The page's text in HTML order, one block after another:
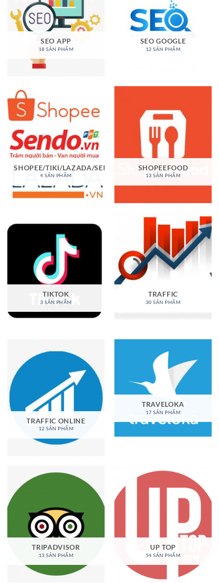
SEO APP
18 SẢN PHẨM
SEO GOOGLE
12 SẢN PHẨM
SHOPEE/TIKI/LAZADA/SENDO
4 SẢN PHẨM
SHOPEEFOOD
13 SẢN PHẨM
TIKTOK
3 SẢN PHẨM
TRAFFIC
30 SẢN PHẨM
TRAFFIC ONLINE
12 SẢN PHẨM
TRAVELOKA
17 SẢN PHẨM
TRIPADVISOR
13 SẢN PHẨM
UP TOP
54 SẢN PHẨM